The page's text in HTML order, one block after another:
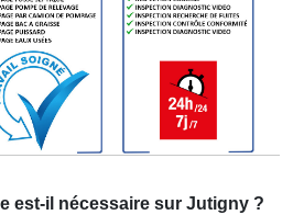
est-il nécessaire sur Jutigny ?